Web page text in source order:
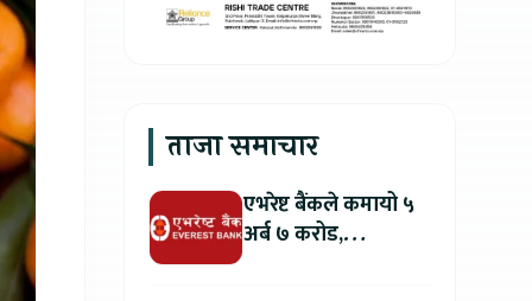
ताजा समाचार
एभरेष्ट बैंकले कमायो ५
अर्ब ७ करोड,